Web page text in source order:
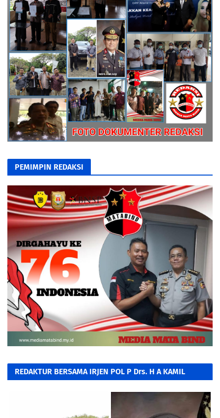
PEMIMPIN REDAKSI
REDAKTUR BERSAMA IRJEN POL P Drs. H A KAMIL